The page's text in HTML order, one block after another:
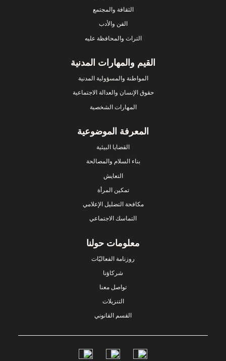
الثقافة والمجتمع
الفن والأدب
التراث والمحافظة عليه
القيم والمهارات المدنية
المواطنة والمسؤولية المدنية
حقوق الإنسان والعدالة الاجتماعية
المهارات الشخصية
المعرفة الموضوعية
القضايا البيئية
بناء السلام والمصالحة
التعايش
تمكين المرأة
مكافحة التضليل الإعلامي
التماسك الاجتماعي
معلومات حولنا
روزنامة الفعاليّات
شركاؤنا
تواصل معنا
التنزيلات
القسم القانوني